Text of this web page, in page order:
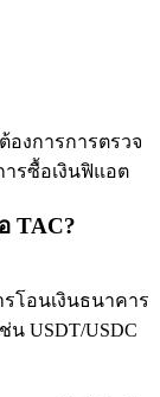
งการการตรวจ
รซื้อเงินฟิแอต
TAC?
โอนเงินธนาคาร
น USDT/USDC